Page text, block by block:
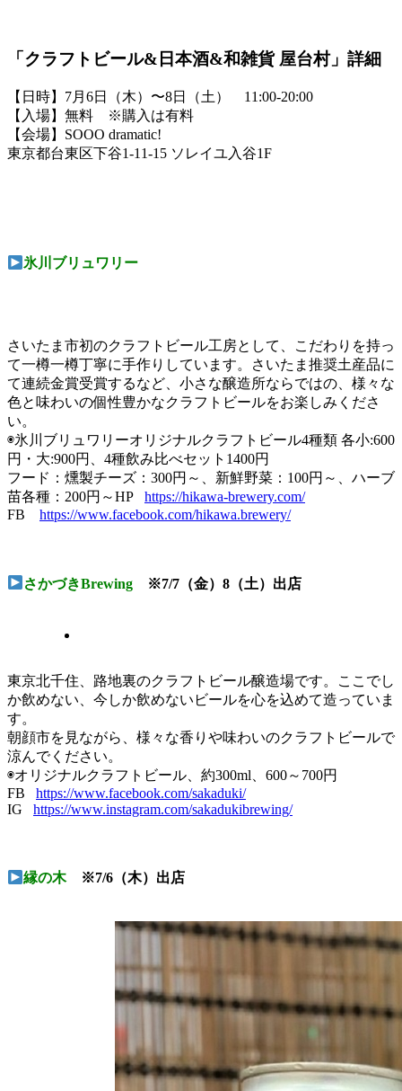
「クラフトビール&日本酒&和雑貨 屋台村」詳細
【日時】7月6日（木）〜8日（土） 11:00-20:00
【入場】無料 ※購入は有料
【会場】SOOO dramatic!
東京都台東区下谷1-11-15 ソレイユ入谷1F
氷川ブリュワリー
さいたま市初のクラフトビール工房として、こだわりを持っ
て一樽一樽丁寧に手作りしています。さいたま推奨土産品に
て連続金賞受賞するなど、小さな醸造所ならではの、様々な
色と味わいの個性豊かなクラフトビールをお楽しみくださ
い。
◉氷川ブリュワリーオリジナルクラフトビール4種類 各小:600
円・大:900円、4種飲み比べセット1400円
フード：燻製チーズ：300円～、新鮮野菜：100円～、ハーブ
苗各種：200円～HP https://hikawa-brewery.com/
FB https://www.facebook.com/hikawa.brewery/
さかづきBrewing ※7/7（金）8（土）出店
東京北千住、路地裏のクラフトビール醸造場です。ここでし
か飲めない、今しか飲めないビールを心を込めて造っていま
す。
朝顔市を見ながら、様々な香りや味わいのクラフトビールで
涼んでください。
◉オリジナルクラフトビール、約300ml、600～700円
FB https://www.facebook.com/sakaduki/
IG https://www.instagram.com/sakadukibrewing/
縁の木 ※7/6（木）出店